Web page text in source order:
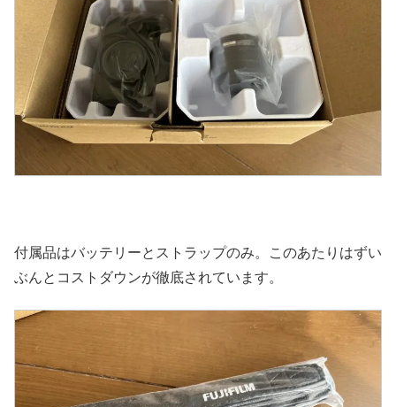
付属品はバッテリーとストラップのみ。このあたりはずい
ぶんとコストダウンが徹底されています。